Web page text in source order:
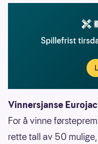
Spillefrist
Vinnersjanse
For å vinne
rette tall av 50